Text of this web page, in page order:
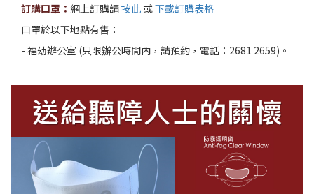
訂購口罩： 網上訂購請按此 或下載訂購表格
口罩於以下地點有售：
- 福幼辦公室 (只限辦公時間內，請預約，電話：2681 2659)。